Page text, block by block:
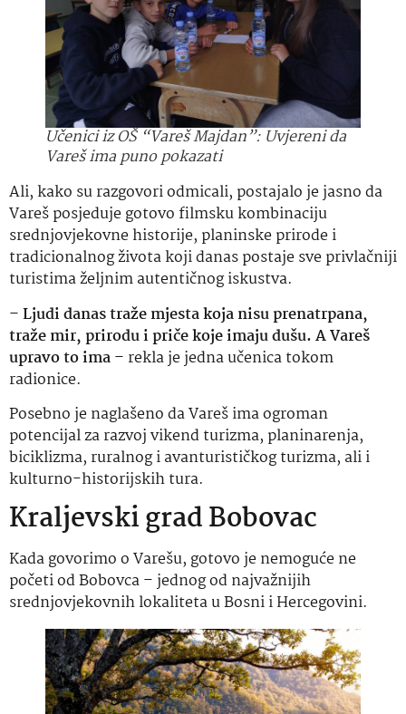
Učenici iz OŠ “Vareš Majdan”: Uvjereni da
Vareš ima puno pokazati
Ali, kako su razgovori odmicali, postajalo je jasno da
Vareš posjeduje gotovo filmsku kombinaciju
srednjovjekovne historije, planinske prirode i
tradicionalnog života koji danas postaje sve privlačniji
turistima željnim autentičnog iskustva.
–Ljudi danas traže mjesta koja nisu prenatrpana,
traže mir, prirodu i priče koje imaju dušu. A Vareš
upravo to ima– rekla je jedna učenica tokom
radionice.
Posebno je naglašeno da Vareš ima ogroman
potencijal za razvoj vikend turizma, planinarenja,
biciklizma, ruralnog i avanturističkog turizma, ali i
kulturno-historijskih tura.
Kraljevski grad Bobovac
Kada govorimo o Varešu, gotovo je nemoguće ne
početi od Bobovca – jednog od najvažnijih
srednjovjekovnih lokaliteta u Bosni i Hercegovini.